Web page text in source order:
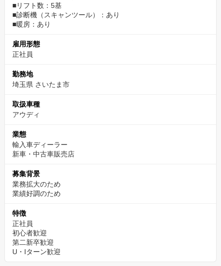
■リフト数：5基
■診断機（スキャンツール）：あり
■暖房：あり
雇用形態
正社員
勤務地
埼玉県 さいたま市
取扱車種
アウディ
業態
輸入車ディーラー
新車・中古車販売店
募集背景
業務拡大のため
業績好調のため
特徴
正社員
初心者歓迎
第二新卒歓迎
U・Iターン歓迎